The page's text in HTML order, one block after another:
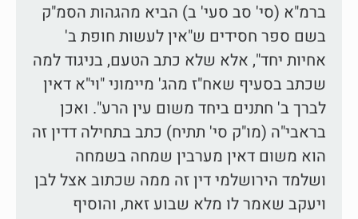
ברמ"א (סי' סב סעי' ב) הביא מהגהות הסמ"ק
בשם ספר חסידים ש"אין לעשות חופת ב'
אחיות יחד", אלא שלא כתב הטעם, בניגוד למה
שכתב בסעיף שאח"ז מהג' מיימוני "וי"א דאין
לברך ב' חתנים ביחד משום עין הרע". ואכן
בראבי"ה (מו"ק סי' תתיח) כתב בתחילה דדין זה
הוא משום דאין מערבין שמחה בשמחה
ושלמד הירושלמי דין זה ממה שכתוב אצל לבן
ויעקב שאמר לו מלא שבוע זאת, והוסיף